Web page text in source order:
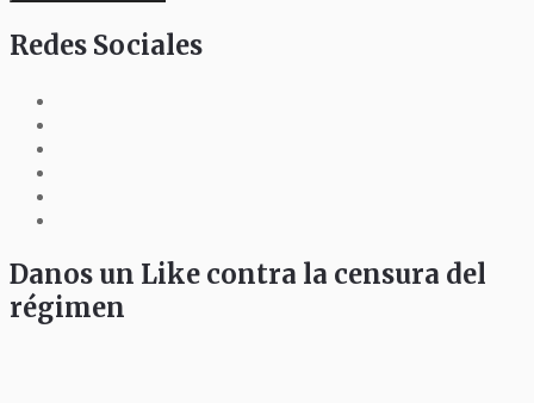
Redes Sociales
Danos un Like contra la censura del
régimen